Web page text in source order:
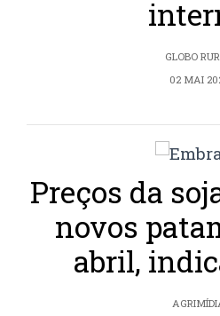
GLOBO
02 MAI
Preços da
novos
abril,